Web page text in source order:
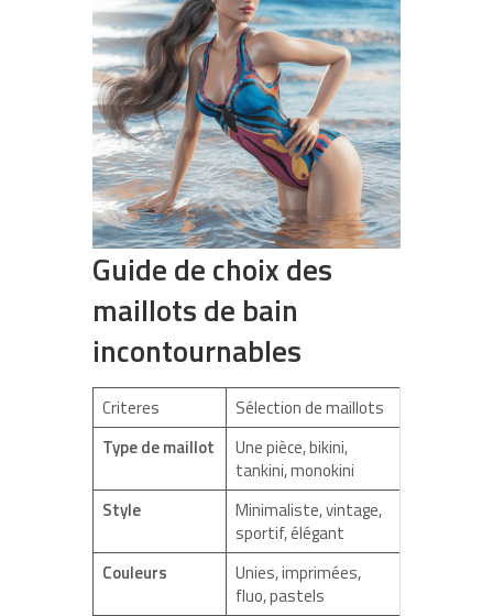
Guide de choix des
maillots de bain
incontournables
Criteres
Sélection de maillots
Type de maillot
Une pièce, bikini,
tankini, monokini
Style
Minimaliste, vintage,
sportif, élégant
Couleurs
Unies, imprimées,
fluo, pastels